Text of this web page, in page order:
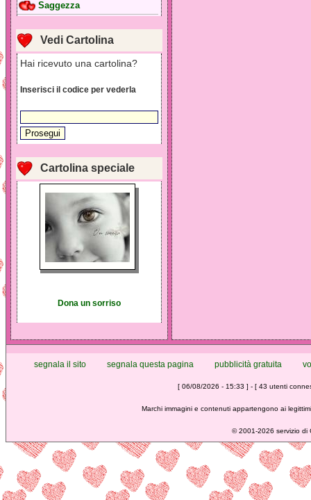
Saggezza
Vedi Cartolina
Hai ricevuto una cartolina?
Inserisci il codice per vederla
Cartolina speciale
Dona un sorriso
segnala il sito segnala questa pagina pubblicità gratuita
[ 06/08/2026 - 15:33 ] - [ 43 utenti
Marchi immagini e contenuti appartengono ai
©2001-2026 servizio di